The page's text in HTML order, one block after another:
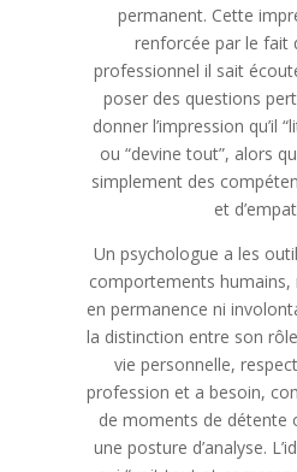
permanent. Cette
renforcée par le fait
professionnel il sait
poser des questions
donner l’impression qu’il
ou “devine tout”, alors
simplement des
et
Un psychologue a les
comportements humains,
en permanence ni
la distinction entre son
vie personnelle,
profession et a besoin,
de moments de détente
une posture d’analyse.